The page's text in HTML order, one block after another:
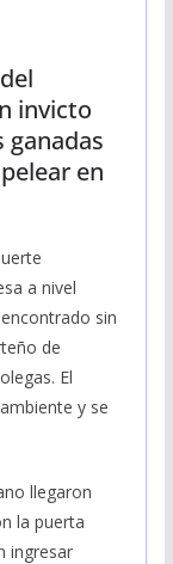
invicto
ganadas
en
a nivel
sin
de
El
y se
llegaron
la puerta
ingresar